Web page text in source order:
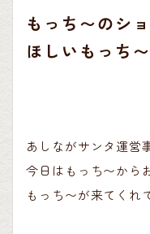
もっち〜のシ
ほしいもっち
あしながサンタ運営
今日はもっち〜から
もっち〜が来てくれ